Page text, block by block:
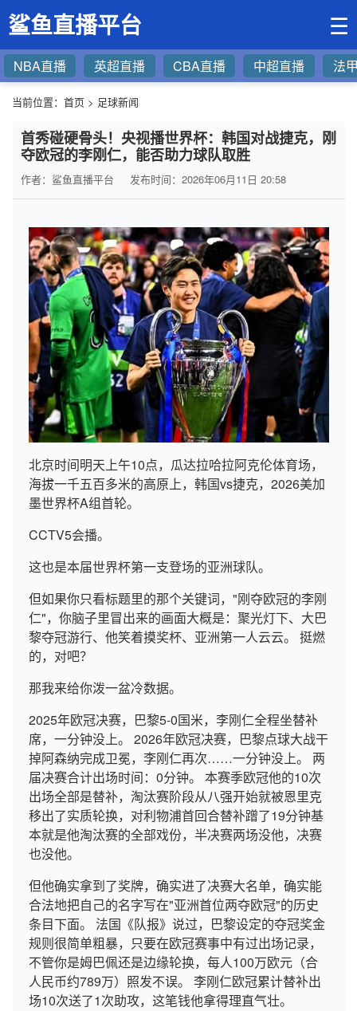
鲨鱼直播平台 ☰
NBA直播 英超直播 CBA直播 中超直播 法
当前位置： 首页 > 足球新闻
首秀碰硬骨头！央视播世界杯：韩国对战捷克，刚
夺欧冠的李刚仁，能否助力球队取胜
作者：鲨鱼直播平台 发布时间：2026年06月11日 20:58
北京时间明天上午10点，瓜达拉哈拉阿克伦体育场，
海拔一千五百多米的高原上，韩国vs捷克，2026美加
墨世界杯A组首轮。
CCTV5会播。
这也是本届世界杯第一支登场的亚洲球队。
但如果你只看标题里的那个关键词，"刚夺欧冠的李刚
仁"，你脑子里冒出来的画面大概是：聚光灯下、大巴
黎夺冠游行、他笑着摸奖杯、亚洲第一人云云。 挺燃
的，对吧？
那我来给你泼一盆冷数据。
2025年欧冠决赛，巴黎5-0国米，李刚仁全程坐替补
席，一分钟没上。 2026年欧冠决赛，巴黎点球大战干
掉阿森纳完成卫冕，李刚仁再次……一分钟没上。 两
届决赛合计出场时间：0分钟。 本赛季欧冠他的10次
出场全部是替补，淘汰赛阶段从八强开始就被恩里克
移出了实质轮换，对利物浦首回合替补蹭了19分钟基
本就是他淘汰赛的全部戏份，半决赛两场没他，决赛
也没他。
但他确实拿到了奖牌，确实进了决赛大名单，确实能
合法地把自己的名字写在"亚洲首位两夺欧冠"的历史
条目下面。 法国《队报》说过，巴黎设定的夺冠奖金
规则很简单粗暴，只要在欧冠赛事中有过出场记录，
不管你是姆巴佩还是边缘轮换，每人100万欧元（合
人民币约789万）照发不误。 李刚仁欧冠累计替补出
场10次送了1次助攻，这笔钱他拿得理直气壮。